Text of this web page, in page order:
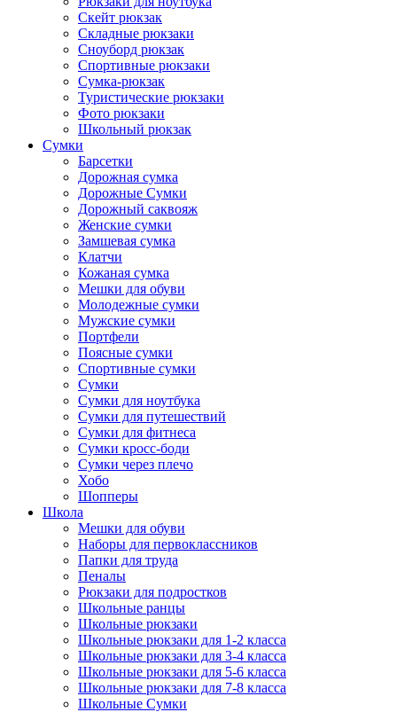
Скейт рюкзак
Складные рюкзаки
Сноуборд рюкзак
Спортивные рюкзаки
Сумка-рюкзак
Туристические рюкзаки
Фото рюкзаки
Школьный рюкзак
Сумки
Барсетки
Дорожная сумка
Дорожные Сумки
Дорожный саквояж
Женские сумки
Замшевая сумка
Клатчи
Кожаная сумка
Мешки для обуви
Молодежные сумки
Мужские сумки
Портфели
Поясные сумки
Спортивные сумки
Сумки
Сумки для ноутбука
Сумки для путешествий
Сумки для фитнеса
Сумки кросс-боди
Сумки через плечо
Хобо
Шопперы
Школа
Мешки для обуви
Наборы для первоклассников
Папки для труда
Пеналы
Рюкзаки для подростков
Школьные ранцы
Школьные рюкзаки
Школьные рюкзаки для 1-2 класса
Школьные рюкзаки для 3-4 класса
Школьные рюкзаки для 5-6 класса
Школьные рюкзаки для 7-8 класса
Школьные Сумки